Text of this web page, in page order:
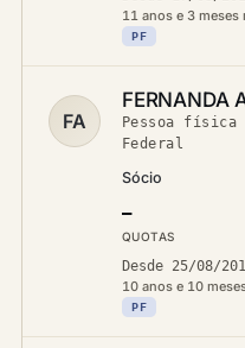
11 anos e 3 meses
PF
FA
FERNANDA
Pessoa física
Federal
Sócio
—
QUOTAS
Desde 25/08/
10 anos e 10
PF